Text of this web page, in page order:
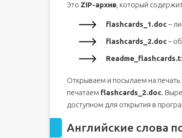
Это ZIP-архив , который
flashcards_1.doc–
flashcards_2.doc–
Открываем и посылаем на
печатаем flashcards_2.doc.
доступном для открытия в
Английские слова